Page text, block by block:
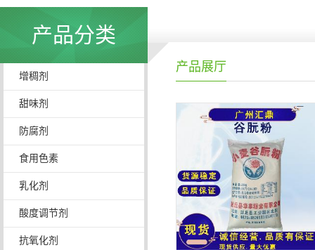
产品分类
增稠剂
甜味剂
防腐剂
食用色素
乳化剂
酸度调节剂
抗氧化剂
产品展厅